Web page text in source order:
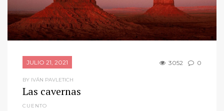
JULIO 21, 2021 3052 0
BY IVÁN PAVLETICH
Las cavernas
CUENTO